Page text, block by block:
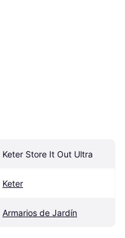
Keter Store It Out Ultra
Keter
Armarios de Jardín